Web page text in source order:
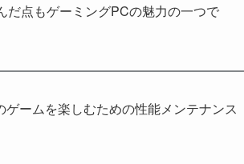
だ点もゲーミングPCの魅力の一つで
ームを楽しむための性能メンテナンス